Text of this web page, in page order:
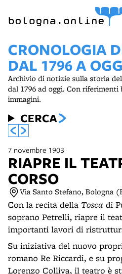
bologna.online
CRONOLOGIA
DAL 1796 A
Archivio di notizie sulla storia
dal 1796 ad oggi. Con
immagini.
CERCA
7 novembre 1903
RIAPRE IL
CORSO
Via Santo Stefano, Bologna
Con la recita della Tosca di
soprano Petrelli, riapre il
importanti lavori di
Su iniziativa del nuovo
romano Re Riccardi, e su
Lorenzo Colliva, il teatro è